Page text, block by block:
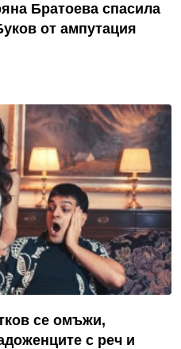
Братоева спасила
от ампутация
се омъжи,
с реч и